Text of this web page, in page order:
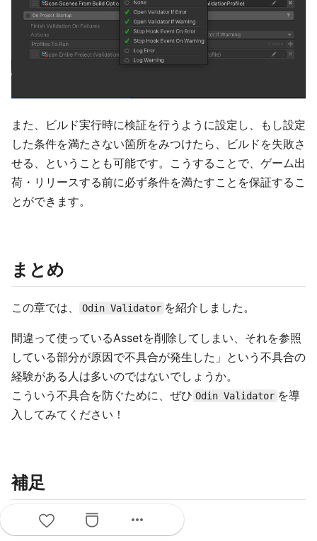
また、ビルド実行時に検証を行うように設定し、もし設定
した条件を満たさない箇所をみつけたら、ビルドを失敗さ
せる、ということも可能です。こうすることで、ゲーム出
荷・リリースする前に必ず条件を満たすことを保証するこ
とができます。
まとめ
この章では、 Odin Validator を紹介しました。
間違って使っているAssetを削除してしまい、それを参照
している部分が原因で不具合が発生した」という不具合の
経験がある人は多いのではないでしょうか。
こういう不具合を防ぐために、ぜひ Odin Validator を導
入してみてください！
補足
各種バージョン more_horiz